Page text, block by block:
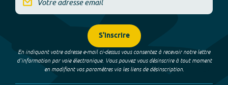
S'inscrire
En indiquant votre adresse e-mail ci-dessus vous consentez à recevoir notre lettre
d’information par voie électronique. Vous pouvez vous désinscrire à tout moment
en modifiant vos paramètres via les liens de désinscription.